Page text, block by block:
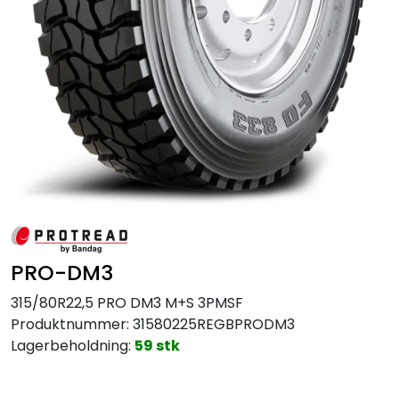
PRO-DM3
315/80R22,5 PRO DM3 M+S 3PMSF
Produktnummer: 31580225REGBPRODM3
Lagerbeholdning: 59 stk
MC
Tilbudstorget